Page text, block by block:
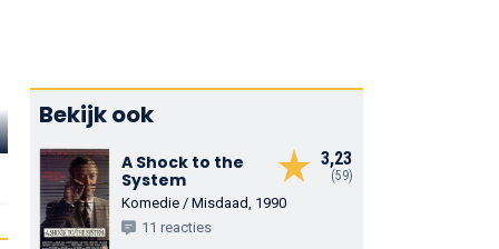
John Mahoney
Dr. Henry Dreyfoos Luther Jermoe
Bekijk ook
3,23
(59)
A Shock to the
System
Komedie / Misdaad, 1990
11 reacties